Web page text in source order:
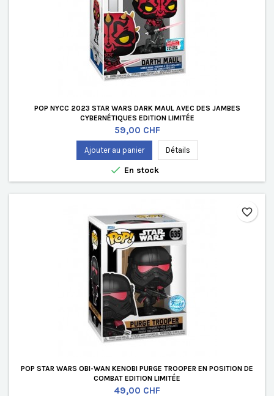
POP NYCC 2023 STAR WARS DARK MAUL AVEC DES JAMBES
CYBERNÉTIQUES EDITION LIMITÉE
Prix
59,00 CHF
Ajouter au panier Détails
 En stock
POP STAR WARS OBI-WAN KENOBI PURGE TROOPER EN POSITION DE
COMBAT EDITION LIMITÉE
Prix
49,00 CHF
favorite_border